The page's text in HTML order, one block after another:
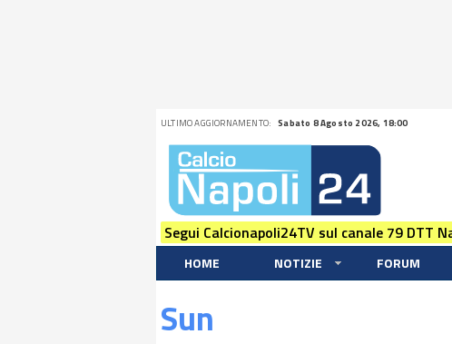
ULTIMO AGGIORNAMENTO: Sabato 8 Agosto 2026, 18:00
Segui Calcionapoli24TV sul canale 79 DTT
HOME NOTIZIE FORUM
Sun